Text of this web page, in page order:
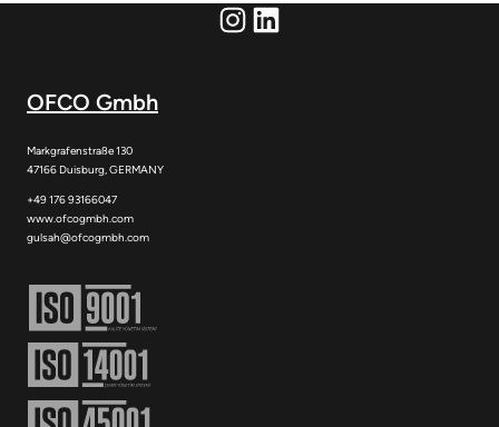
Instagram
LinkedIn
OFCO Gmbh
Markgrafenstraße 130
47166 Duisburg, GERMANY
+49 176 93166047
www.ofcogmbh.com
gulsah@ofcogmbh.com